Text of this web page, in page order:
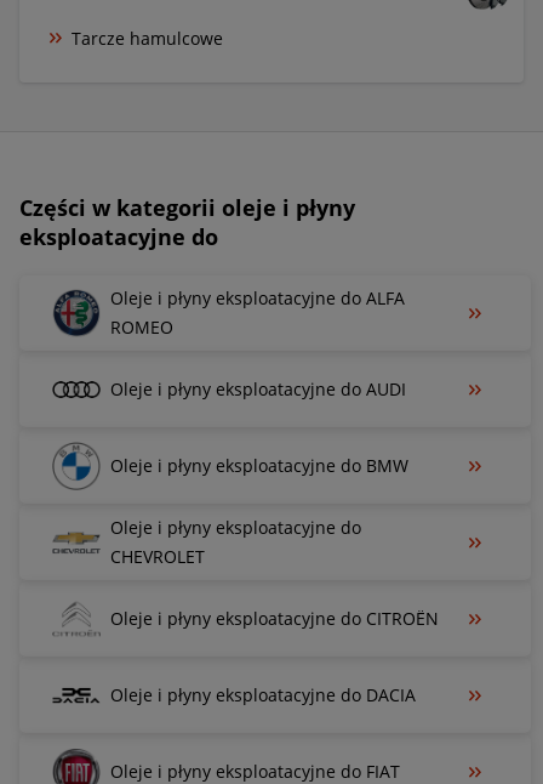
Tarcze hamulcowe
Części w kategorii oleje i płyny
eksploatacyjne do
Oleje i płyny eksploatacyjne do ALFA
ROMEO
Oleje i płyny eksploatacyjne do AUDI
Oleje i płyny eksploatacyjne do BMW
Oleje i płyny eksploatacyjne do
CHEVROLET
Oleje i płyny eksploatacyjne do CITROËN
Oleje i płyny eksploatacyjne do DACIA
Oleje i płyny eksploatacyjne do FIAT